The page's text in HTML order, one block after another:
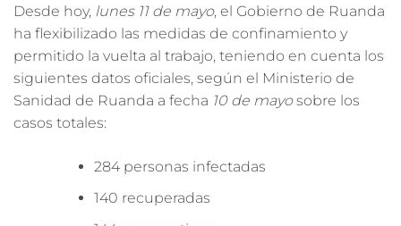
Desde hoy, lunes 11 de mayo, el Gobierno de Ruanda
ha flexibilizado las medidas de confinamiento y
permitido la vuelta al trabajo, teniendo en cuenta los
siguientes datos oficiales, según el Ministerio de
Sanidad de Ruanda a fecha 10 de mayosobre los
casos totales:
284 personas infectadas
140 recuperadas